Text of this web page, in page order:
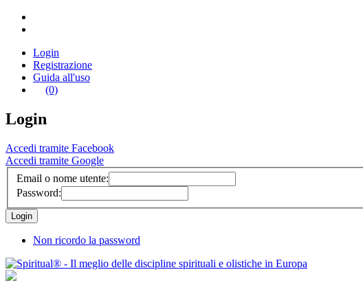
Login
Registrazione
Guida all'uso
(0)
Login
Accedi tramite Facebook
Accedi tramite Google
Email o nome utente:
Password:
Non ricordo la password